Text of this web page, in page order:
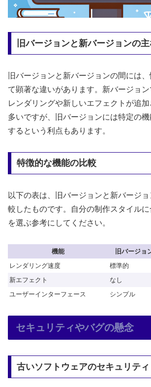
旧バージョンと新バージョンの
旧バージョンと新バージョンの間には
て顕著な違いがあります。新バージョ
レンダリングや新しいエフェクトが追
多いですが、旧バージョンには特定の
するという利点もあります。
特徴的な機能の比較
以下の表は、旧バージョンと新バージ
較したものです。自分の制作スタイル
を選ぶ参考にしてください。
機能 旧バージョ
レンダリング速度
標準的
新エフェクト
なし
ユーザーインターフェース
シンプル
セキュリティやバグの懸念
古いソフトウェアのセキュリティ